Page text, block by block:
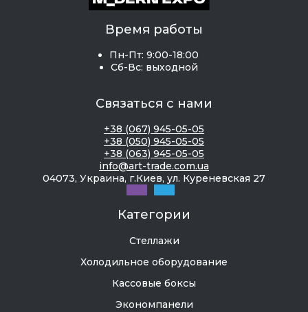
Время работы
Пн-Пт: 9:00-18:00
Сб-Вс: выходной
Связаться с нами
+38 (067) 945-05-05
+38 (050) 945-05-05
+38 (063) 945-05-05
info@art-trade.com.ua
04073, Украина, г.Киев, ул. Куреневская 27
Категории
Стеллажи
Холодильное оборудование
Кассовые боксы
Экономпанели